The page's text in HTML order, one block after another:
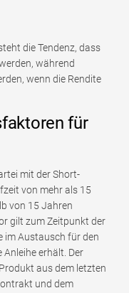
die Tendenz, dass
während
wenn die Rendite
für
mit der Short-
von mehr als 15
von 15 Jahren
gilt zum Zeitpunkt der
im Austausch für den
Anleihe erhält. Der
aus dem letzten
und dem